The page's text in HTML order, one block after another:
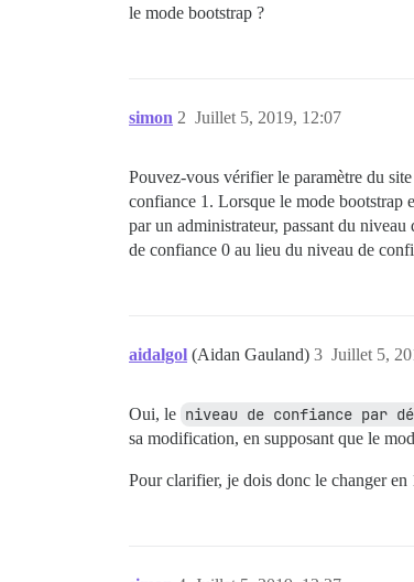
le mode bootstrap ?
simon Juillet 5, 2019, 12:07
2
Pouvez-vous vérifier le paramètre du site
confiance 1. Lorsque le mode bootstrap
par un administrateur, passant du
de confiance 0 au lieu du niveau de
aidalgol (Aidan Gauland) Juillet 5,
3
Oui, le niveau de confiance par
sa modification, en supposant que le
Pour clarifier, je dois donc le changer